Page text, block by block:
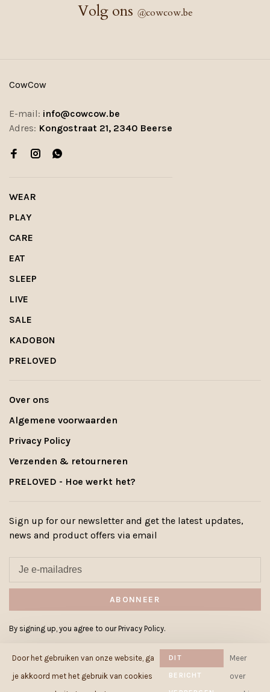
Volg ons @cowcow.be
CowCow
E-mail: info@cowcow.be
Adres: Kongostraat 21, 2340 Beerse
WEAR
PLAY
CARE
EAT
SLEEP
LIVE
SALE
KADOBON
PRELOVED
Over ons
Algemene voorwaarden
Privacy Policy
Verzenden & retourneren
PRELOVED - Hoe werkt het?
Sign up for our newsletter and get the latest updates,
news and product offers via email
ABONNEER
By signing up, you agree to our Privacy Policy.
Door het gebruiken van onze website, ga
je akkoord met het gebruik van cookies
DIT
BERICHT
Meer
over